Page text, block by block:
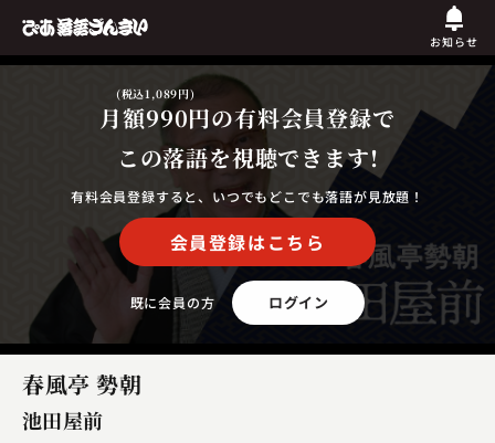
お知らせ
月額990円
(税込1,089円)
の有料会員登録で
この落語を視聴できます!
有料会員登録すると、いつでもどこでも落語が見放題！
会員登録はこちら
既に会員の方 ログイン
春風亭 勢朝
池田屋前